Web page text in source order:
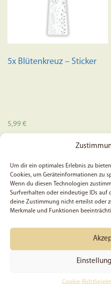
Um dir ein optimales Erlebnis zu
Cookies, um Geräteinformationen zu
Wenn du diesen Technologien
Surfverhalten oder eindeutige IDs auf
deine Zustimmung nicht erteilst oder
Merkmale und Funktionen
Cookie-Richtlinie
5x Blütenkreuz – Sticker
5,99€